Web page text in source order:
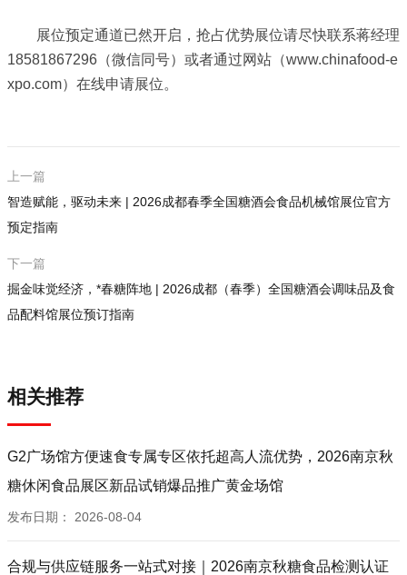
展位预定通道已然开启，抢占优势展位请尽快联系蒋经理
18581867296（微信同号）或者通过网站（www.chinafood-e
xpo.com）在线申请展位。
上一篇
智造赋能，驱动未来 | 2026成都春季全国糖酒会食品机械馆展位官方
预定指南
下一篇
掘金味觉经济，*春糖阵地 | 2026成都（春季）全国糖酒会调味品及食
品配料馆展位预订指南
相关推荐
G2广场馆方便速食专属专区依托超高人流优势，2026南京秋
糖休闲食品展区新品试销爆品推广黄金场馆
发布日期： 2026-08-04
合规与供应链服务一站式对接｜2026南京秋糖食品检测认证